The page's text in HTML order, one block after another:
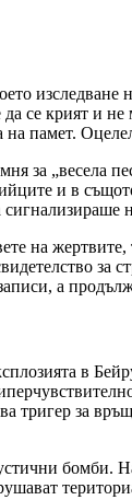
изследване
се крият и
памет.
за „весела
и в
на
за
а
в
тригер за
бомби.